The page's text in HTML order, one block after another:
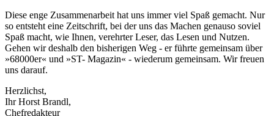
Diese enge Zusammenarbeit hat uns immer viel Spaß gemacht. Nur
so entsteht eine Zeitschrift, bei der uns das Machen genauso soviel
Spaß macht, wie Ihnen, verehrter Leser, das Lesen und Nutzen.
Gehen wir deshalb den bisherigen Weg - er führte gemeinsam über
»68000er« und »ST- Magazin« - wiederum gemeinsam. Wir freuen
uns darauf.
Herzlichst,
Ihr Horst Brandl,
Chefredakteur